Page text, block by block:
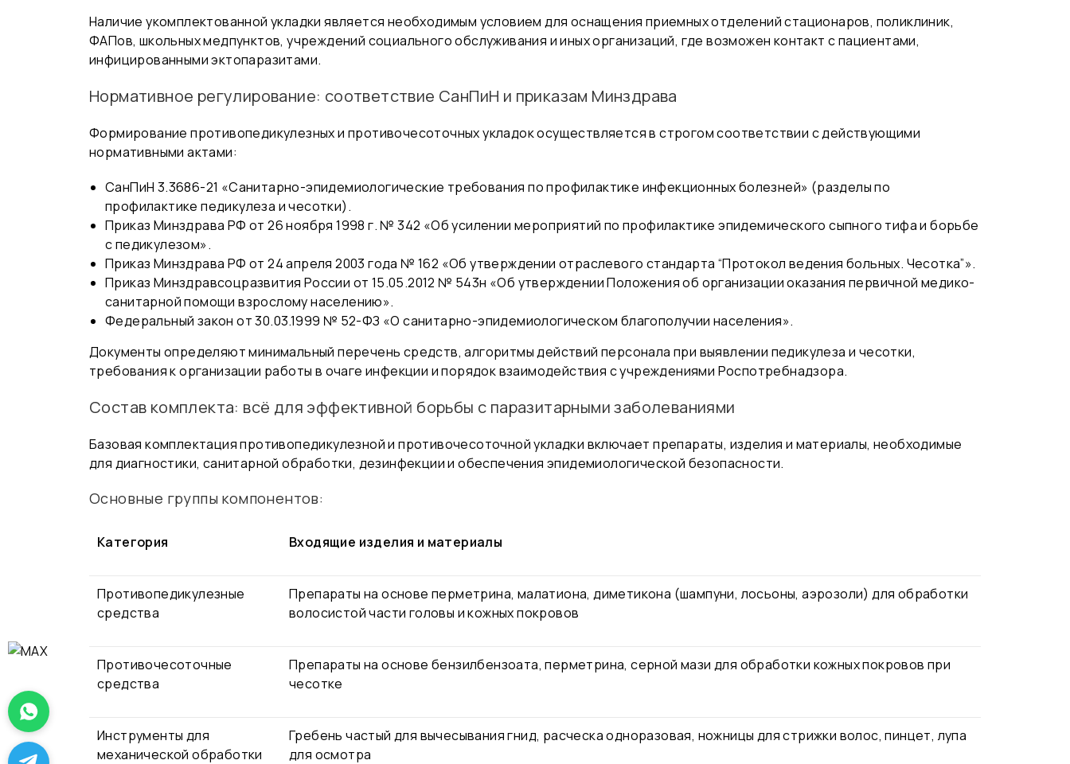
Наличие укомплектованной укладки является необходимым условием для оснащения приемных отделений стационаров, поликлиник,
ФАПов, школьных медпунктов, учреждений социального обслуживания и иных организаций, где возможен контакт с пациентами,
инфицированными эктопаразитами.
Нормативное регулирование: соответствие СанПиН и приказам Минздрава
Формирование противопедикулезных и противочесоточных укладок осуществляется в строгом соответствии с действующими
нормативными актами:
СанПиН 3.3686-21 «Санитарно-эпидемиологические требования по профилактике инфекционных болезней» (разделы по
профилактике педикулеза и чесотки).
Приказ Минздрава РФ от 26 ноября 1998 г. № 342 «Об усилении мероприятий по профилактике эпидемического сыпного тифа и борьбе
с педикулезом».
Приказ Минздрава РФ от 24 апреля 2003 года № 162 «Об утверждении отраслевого стандарта “Протокол ведения больных. Чесотка”».
Приказ Минздравсоцразвития России от 15.05.2012 № 543н «Об утверждении Положения об организации оказания первичной медико-
санитарной помощи взрослому населению».
Федеральный закон от 30.03.1999 № 52-ФЗ «О санитарно-эпидемиологическом благополучии населения».
Документы определяют минимальный перечень средств, алгоритмы действий персонала при выявлении педикулеза и чесотки,
требования к организации работы в очаге инфекции и порядок взаимодействия с учреждениями Роспотребнадзора.
Состав комплекта: всё для эффективной борьбы с паразитарными заболеваниями
Базовая комплектация противопедикулезной и противочесоточной укладки включает препараты, изделия и материалы, необходимые
для диагностики, санитарной обработки, дезинфекции и обеспечения эпидемиологической безопасности.
Основные группы компонентов:
Категория Входящие изделия и материалы
Противопедикулезные
средства
Препараты на основе перметрина, малатиона, диметикона (шампуни, лосьоны, аэрозоли) для обработки
волосистой части головы и кожных покровов
Противочесоточные
средства
Препараты на основе бензилбензоата, перметрина, серной мази для обработки кожных покровов при
чесотке
Инструменты для
механической обработки
Гребень частый для вычесывания гнид, расческа одноразовая, ножницы для стрижки волос, пинцет, лупа
для осмотра